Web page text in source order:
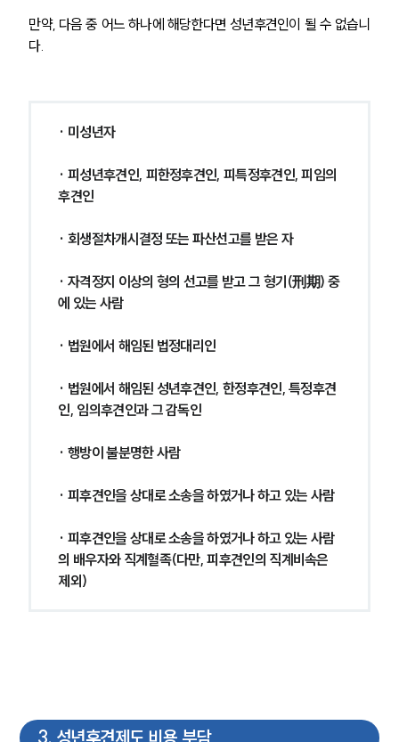
고객의 소리
만약, 다음 중 어느 하나에 해당한다면 성년후견인이 될 수 없습니
다.
· 미성년자
· 피성년후견인, 피한정후견인, 피특정후견인, 피임의
후견인
· 회생절차개시결정 또는 파산선고를 받은 자
· 자격정지 이상의 형의 선고를 받고 그 형기(刑期) 중
에 있는 사람
· 법원에서 해임된 법정대리인
· 법원에서 해임된 성년후견인, 한정후견인, 특정후견
인, 임의후견인과 그 감독인
· 행방이 불분명한 사람
· 피후견인을 상대로 소송을 하였거나 하고 있는 사람
· 피후견인을 상대로 소송을 하였거나 하고 있는 사람
의 배우자와 직계혈족(다만, 피후견인의 직계비속은
제외)
3. 성년후견제도 비용 부담